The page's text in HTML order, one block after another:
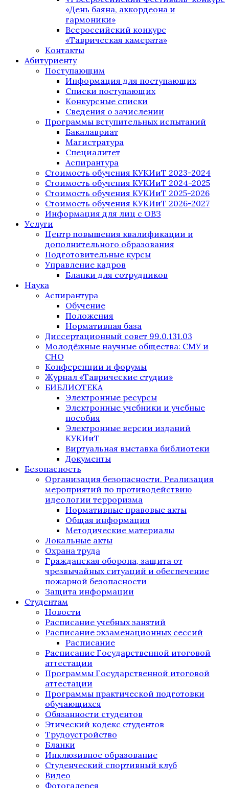
«День баяна, аккордеона и
гармоники»
Всероссийский конкурс
«Таврическая камерата»
Контакты
Абитуриенту
Поступающим
Информация для поступающих
Списки поступающих
Конкурсные списки
Сведения о зачислении
Программы вступительных испытаний
Бакалавриат
Магистратура
Специалитет
Аспирантура
Стоимость обучения КУКИиТ 2023-2024
Стоимость обучения КУКИиТ 2024-2025
Стоимость обучения КУКИиТ 2025-2026
Стоимость обучения КУКИиТ 2026-2027
Информация для лиц с ОВЗ
Услуги
Центр повышения квалификации и
дополнительного образования
Подготовительные курсы
Управление кадров
Бланки для сотрудников
Наука
Аспирантура
Обучение
Положения
Нормативная база
Диссертационный совет 99.0.131.03
Молодёжные научные общества: СМУ и
СНО
Конференции и форумы
Журнал «Таврические студии»
БИБЛИОТЕКА
Электронные ресурсы
Электронные учебники и учебные
пособия
Электронные версии изданий
КУКИиТ
Виртуальная выставка библиотеки
Документы
Безопасность
Организация безопасности. Реализация
мероприятий по противодействию
идеологии терроризма
Нормативные правовые акты
Общая информация
Методические материалы
Локальные акты
Охрана труда
Гражданская оборона, защита от
чрезвычайных ситуаций и обеспечение
пожарной безопасности
Защита информации
Студентам
Новости
Расписание учебных занятий
Расписание экзаменационных сессий
Расписание
Расписание Государственной итоговой
аттестации
Программы Государственной итоговой
аттестации
Программы практической подготовки
обучающихся
Обязанности студентов
Этический кодекс студентов
Трудоустройство
Бланки
Инклюзивное образование
Студенческий спортивный клуб
Видео
Фотогалерея